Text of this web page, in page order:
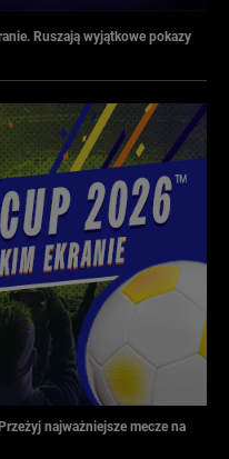
Ruszają wyjątkowe pokazy
najważniejsze mecze na